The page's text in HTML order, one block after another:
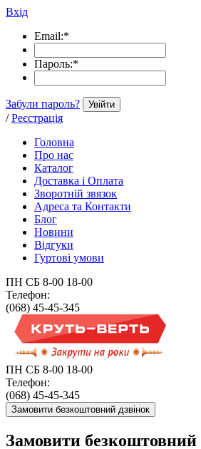
Вхід
Email:*
Пароль:*
Забули пароль? Увійти
/ Реєстрація
Головна
Про нас
Каталог
Доставка і Оплата
Зворотній звязок
Адреса та Контакти
Блог
Новини
Відгуки
Гуртові умови
ПН СБ 8-00 18-00
Телефон:
(068) 45-45-345
ПН СБ 8-00 18-00
Телефон:
(068) 45-45-345
Замовити безкоштовний дзвінок
Замовити безкоштовний